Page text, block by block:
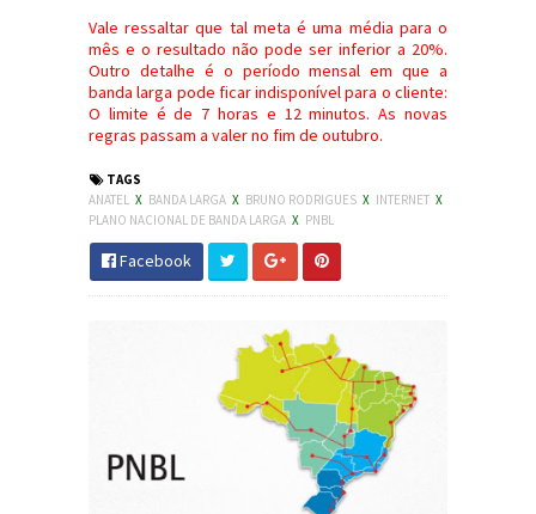
Vale ressaltar que tal meta é uma média para o
mês e o resultado não pode ser inferior a 20%.
Outro detalhe é o período mensal em que a
banda larga pode ficar indisponível para o cliente:
O limite é de 7 horas e 12 minutos. As novas
regras passam a valer no fim de outubro.
TAGS
ANATEL X BANDA LARGA X BRUNO RODRIGUES X INTERNET X
PLANO NACIONAL DE BANDA LARGA X PNBL
Facebook